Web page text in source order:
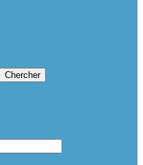
Chercher